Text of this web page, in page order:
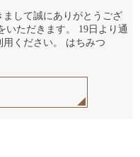
して誠にありがとうござ
いただきます。 19日より通
ください。 はちみつ